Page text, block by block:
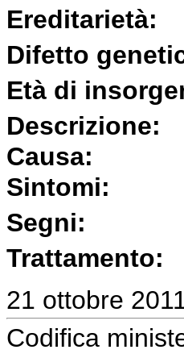
Ereditarietà:
Difetto
Età di
Descrizione:
Causa:
Sintomi:
Segni:
Trattamento:
21 ottobre
Codifica